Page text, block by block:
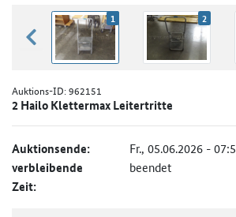
zurück blättern
1 2
Auktions-ID:962151
2 Hailo Klettermax Leitertritte
Auktionsende: Fr., 05.06.2026 -
verbleibende
Zeit:
beendet